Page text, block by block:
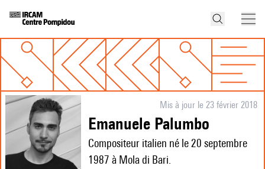
Mis à jour le 23 février 2018
Emanuele Palumbo
Compositeur italien né le 20 septembre
1987 à Mola di Bari.